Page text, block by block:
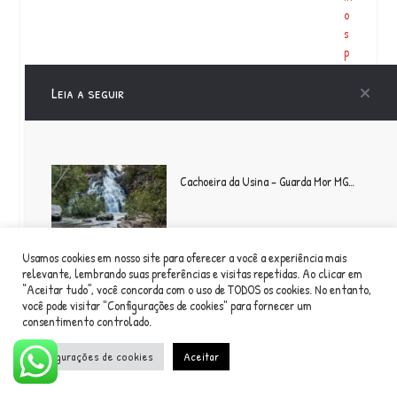
o
s
p
a
v
ê
n
c
o
Leia a seguir
Cachoeira da Usina – Guarda Mor MG…
POESIA Voltamos com as camisetas
Poesia! . . 100% algodão Serigrafia
Usamos cookies em nosso site para oferecer a você a experiência mais
relevante, lembrando suas preferências e visitas repetidas. Ao clicar em
“Aceitar tudo”, você concorda com o uso de TODOS os cookies. No entanto,
você pode visitar "Configurações de cookies" para fornecer um
consentimento controlado.
Configurações de cookies Aceitar